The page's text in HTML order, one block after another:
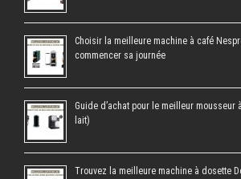
Choisir la meilleure machine à café
commencer sa journée
Guide d’achat pour le meilleur
lait)
Trouvez la meilleure machine à dosette